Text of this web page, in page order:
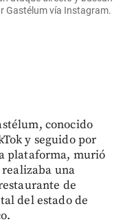
Gastélum vía Instagram.
conocido
y seguido por
plataforma, murió
una
de
del estado de